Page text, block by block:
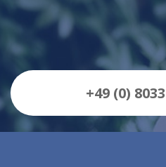
+49 (0)